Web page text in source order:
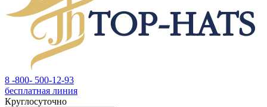
8 -800- 500-12-93
бесплатная линия
Круглосуточно